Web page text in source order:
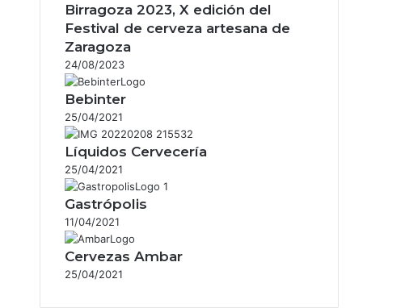
Birragoza 2023, X edición del
Festival de cerveza artesana de
Zaragoza
24/08/2023
Bebinter
25/04/2021
Líquidos Cervecería
25/04/2021
Gastrópolis
11/04/2021
Cervezas Ambar
25/04/2021